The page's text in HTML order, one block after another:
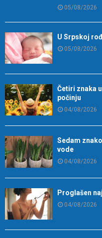
05/08/2026
U Srpskoj
05/08/2026
Četiri znaka
počinju
04/08/2026
Sedam
vode
04/08/2026
Proglašen
04/08/2026